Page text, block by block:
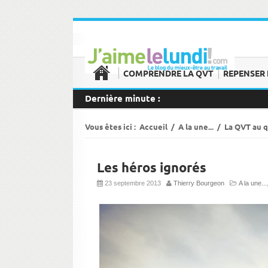
COMPRENDRE LA QVT REPENSER
Dernière minute :
Vous êtes ici : Accueil / A la une... / La QVT au
Les héros ignorés
23 septembre 2013 Thierry Bourgeon A la une...